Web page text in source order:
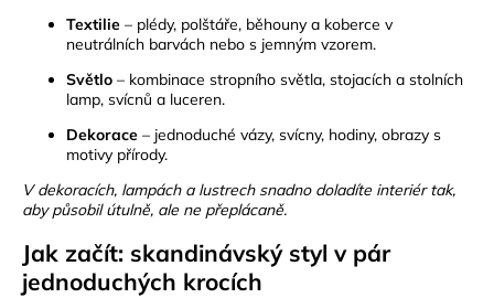
Textilie – plédy, polštáře, běhouny a koberce v
neutrálních barvách nebo s jemným vzorem.
Světlo – kombinace stropního světla, stojacích a stolních
lamp, svícnů a luceren.
Dekorace – jednoduché vázy, svícny, hodiny, obrazy s
motivy přírody.
V dekoracích, lampách a lustrech snadno doladíte interiér tak,
aby působil útulně, ale ne přeplácaně.
Jak začít: skandinávský styl v pár
jednoduchých krocích